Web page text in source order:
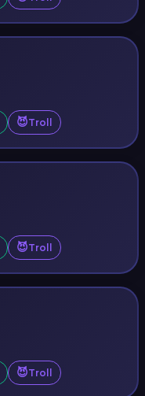
😈Troll
😈Troll
😈Troll